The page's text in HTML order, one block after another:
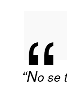
“No se